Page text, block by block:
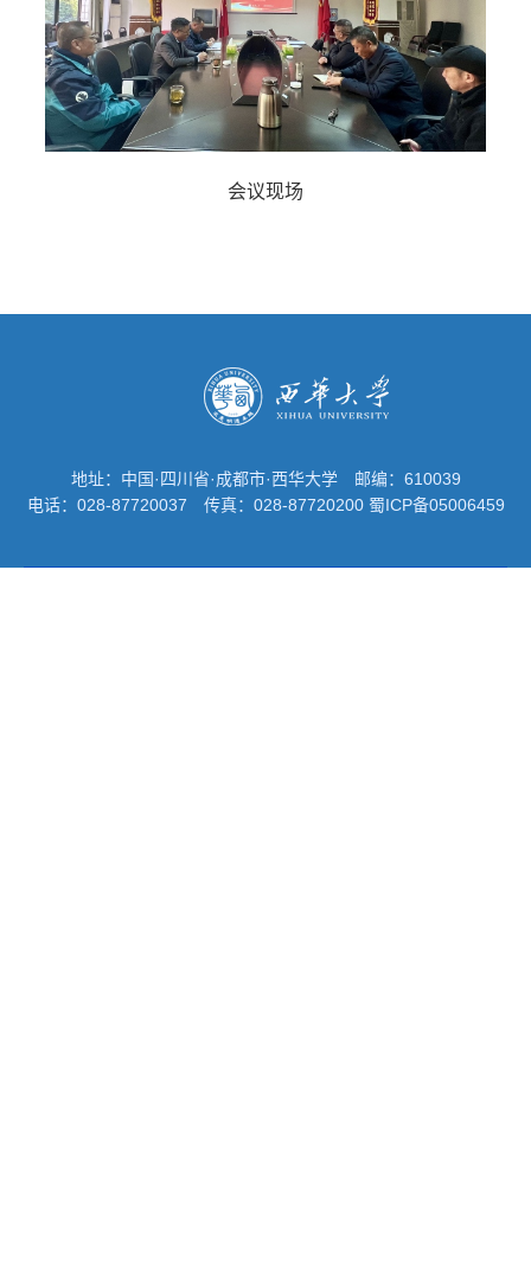
会议现场
地址：中国·四川省·成都市·西华大学 邮编：610039
电话：028-87720037
传真：028-87720200 蜀ICP备05006459